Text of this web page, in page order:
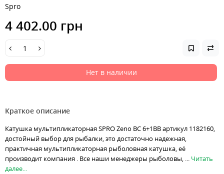
Spro
4 402.00 грн
Нет в наличии
Краткое описание
Катушка мультипликаторная SPRO Zeno BC 6+1BB артикул 1182160,
достойный выбор для рыбалки, это достаточно надежная,
практичная мультипликаторная рыболовная катушка, её
производит компания . Все наши менеджеры рыболовы, ... Читать
далее...